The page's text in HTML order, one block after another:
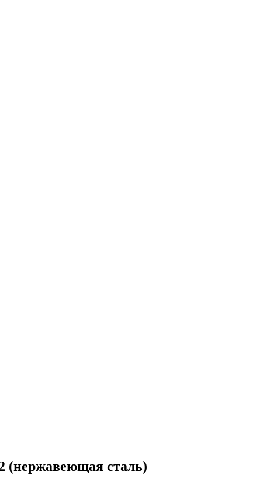
(нержавеющая сталь)